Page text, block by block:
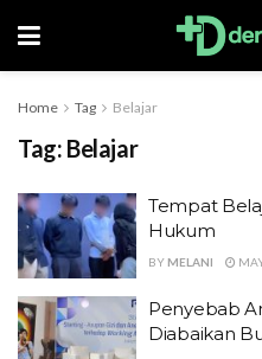
Home Tag Belajar
Tag: Belajar
Tempat
Hukum
BY MELANI
Penyebab
Diabaikan